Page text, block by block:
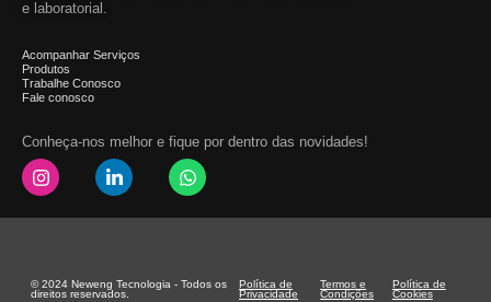
e laboratorial.
Acompanhar Serviços
Produtos
Trabalhe Conosco
Fale conosco
Conheça-nos melhor e fique por dentro das novidades!
© 2024 Neweng Tecnologia - Todos os
direitos reservados.
Política de
Privacidade
Termos e
Condições
Política de
Cookies